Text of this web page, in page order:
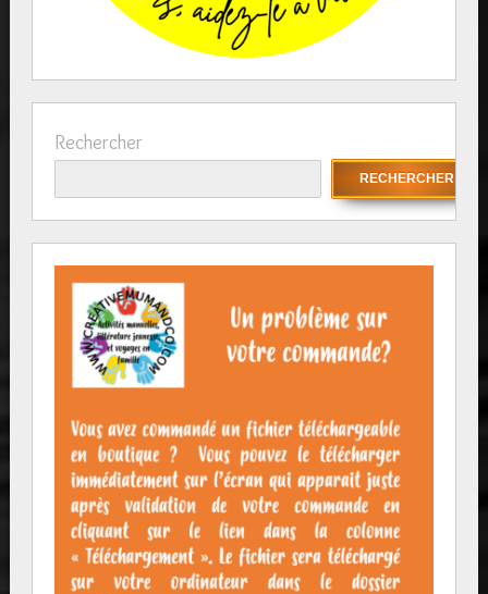
Rechercher
RECHERCHER